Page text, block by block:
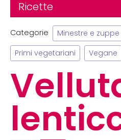
Ricette
Categorie Minestre e zuppe
Primi vegetariani Vegane